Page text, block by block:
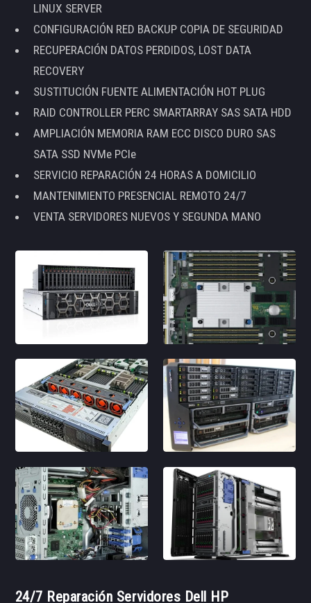
LINUX SERVER
CONFIGURACIÓN RED BACKUP COPIA DE SEGURIDAD
RECUPERACIÓN DATOS PERDIDOS, LOST DATA
RECOVERY
SUSTITUCIÓN FUENTE ALIMENTACIÓN HOT PLUG
RAID CONTROLLER PERC SMARTARRAY SAS SATA HDD
AMPLIACIÓN MEMORIA RAM ECC DISCO DURO SAS
SATA SSD NVMe PCIe
SERVICIO REPARACIÓN 24 HORAS A DOMICILIO
MANTENIMIENTO PRESENCIAL REMOTO 24/7
VENTA SERVIDORES NUEVOS Y SEGUNDA MANO
24/7 Reparación Servidores Dell HP